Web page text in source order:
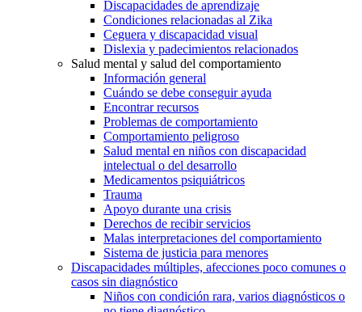
Discapacidades de aprendizaje
Condiciones relacionadas al Zika
Ceguera y discapacidad visual
Dislexia y padecimientos relacionados
Salud mental y salud del comportamiento
Información general
Cuándo se debe conseguir ayuda
Encontrar recursos
Problemas de comportamiento
Comportamiento peligroso
Salud mental en niños con discapacidad
intelectual o del desarrollo
Medicamentos psiquiátricos
Trauma
Apoyo durante una crisis
Derechos de recibir servicios
Malas interpretaciones del comportamiento
Sistema de justicia para menores
Discapacidades múltiples, afecciones poco comunes o
casos sin diagnóstico
Niños con condición rara, varios diagnósticos o